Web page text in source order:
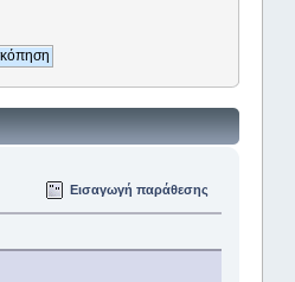
Εισαγωγή παράθεσης